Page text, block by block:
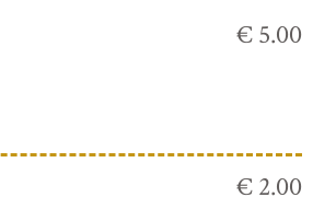
€ 5.00
€ 2.00